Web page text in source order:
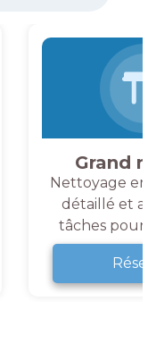
Grand
Nettoyage en
détaillé et
tâches pour